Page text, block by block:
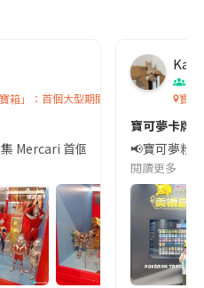
箱」：首個大型期間限定日本動漫遊戲
Mercari 首個大型展覽「解鎖！
親
寶可
寶可夢卡牌
📢寶可夢粉
閱讀更多